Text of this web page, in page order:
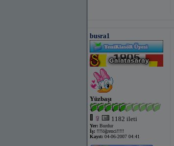
busra1
Yüzbaşı
1182 ileti
Yer: Burdur
İş: !!!!öğrenci!!!!!
Kayıt: 04-06-2007 04:41